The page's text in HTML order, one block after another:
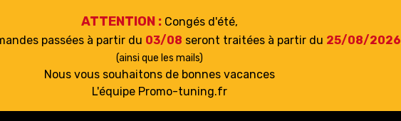
ATTENTION : Congés d'été,
passées à partir du 03/08 seront traitées à partir du 25/08/2026
(ainsi que les mails)
Nous vous souhaitons de bonnes vacances
L'équipe Promo-tuning.fr